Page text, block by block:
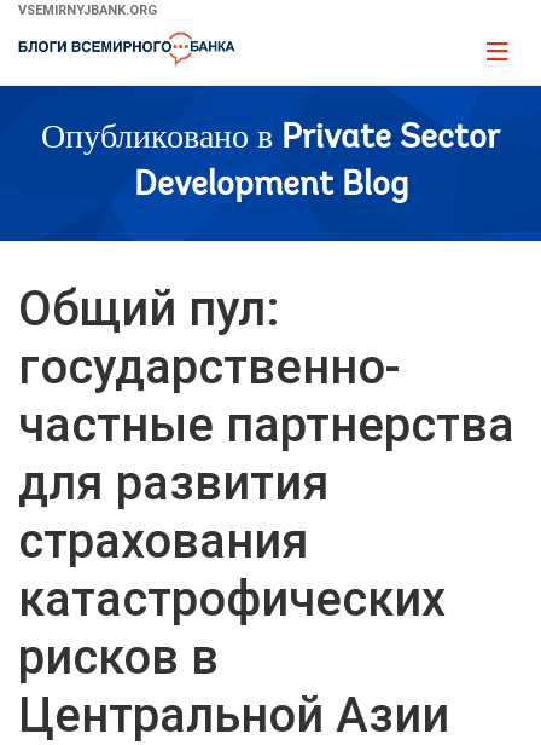
Skip
Main
VSEMIRNYJBANK.ORG
Page
Опубликовано в Private Sector
Development Blog
Общий пул:
государственно-
частные партнерства
для развития
страхования
катастрофических
рисков в
Центральной Азии